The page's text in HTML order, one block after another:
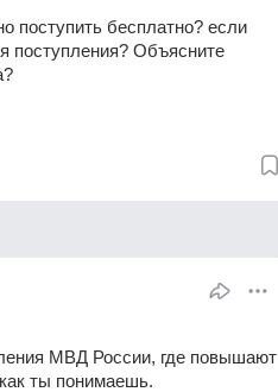
поступить бесплатно? если
поступления? Объясните
МВД России, где повышают
ты понимаешь.